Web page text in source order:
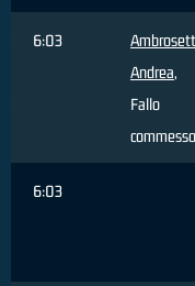
6:03
Andrea,
Fallo
commesso
6:03